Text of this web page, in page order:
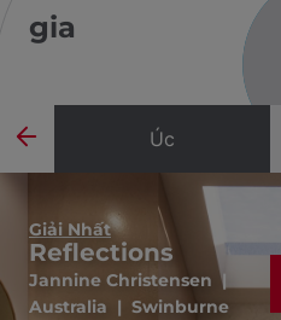
gia
Úc
Giải Nhất
Reflections
Jannine Christensen |
Australia | Swinburne